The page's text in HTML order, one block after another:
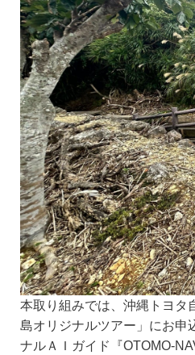
本取り組みでは、沖縄トヨタ
島オリジナルツアー」にお申
ナルＡＩガイド『OTOMO-